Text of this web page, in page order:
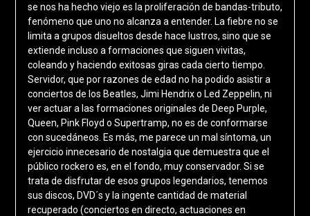
se nos ha hecho viejo es la proliferación de bandas-tributo,
fenómeno que uno no alcanza a entender. La fiebre no se
limita a grupos disueltos desde hace lustros, sino que se
extiende incluso a formaciones que siguen vivitas,
coleando y haciendo exitosas giras cada cierto tiempo.
Servidor, que por razones de edad no ha podido asistir a
conciertos de los Beatles, Jimi Hendrix o Led Zeppelin, ni
ver actuar a las formaciones originales de Deep Purple,
Queen, Pink Floyd o Supertramp, no es de conformarse
con sucedáneos. Es más, me parece un mal síntoma, un
ejercicio innecesario de nostalgia que demuestra que el
público rockero es, en el fondo, muy conservador. Si se
trata de disfrutar de esos grupos legendarios, tenemos
sus discos, DVD´s y la ingente cantidad de material
recuperado (conciertos en directo, actuaciones en